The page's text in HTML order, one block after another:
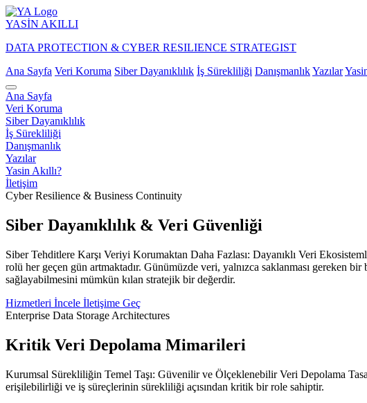
YASİN AKILLI
DATA PROTECTION & CYBER RESILIENCE STRATEGIST
Ana Sayfa Veri Koruma Siber Dayanıklılık İş Sürekliliği DanışmanlıkYazılar
Ana Sayfa
Veri Koruma
Siber Dayanıklılık
İş Sürekliliği
Danışmanlık
Yazılar
Yasin Akıllı?
İletişim
Cyber Resilience & Business Continuity
Siber Dayanıklılık & Veri Güvenliği
Siber Tehditlere Karşı Veriyi Korumaktan Daha Fazlası: Dayanıklı Veri
rolü her geçen gün artmaktadır. Günümüzde veri, yalnızca saklanması gereken
sağlayabilmesini mümkün kılan stratejik bir değerdir.
Hizmetleri İncele İletişime Geç
Enterprise Data Storage Architectures
Kritik Veri Depolama Mimarileri
Kurumsal Sürekliliğin Temel Taşı: Güvenilir ve Ölçeklenebilir Veri Depolama
erişilebilirliği ve iş süreçlerinin sürekliliği açısından kritik bir role sahiptir.